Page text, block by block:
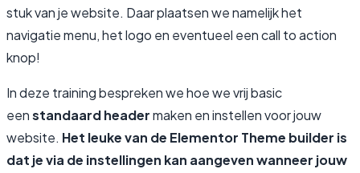
stuk van je website. Daar plaatsen we namelijk het
navigatie menu, het logo en eventueel een call to action
knop!
In deze training bespreken we hoe we vrij basic
eenstandaard headermaken en instellen voor jouw
website. Het leuke van de Elementor Theme builder is
dat je via de instellingen kan aangeven wanneer jouw